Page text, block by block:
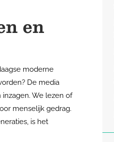
en
moderne
De media
We lezen of
menselijk gedrag.
is het